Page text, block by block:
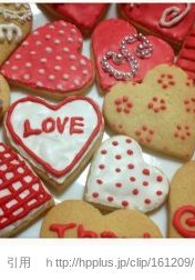
引用 ｈttp://hpplus.jp/clip/161209/